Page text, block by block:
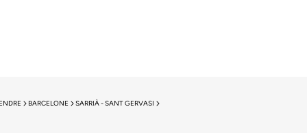
BARCELONE SARRIÀ - SANT GERVASI